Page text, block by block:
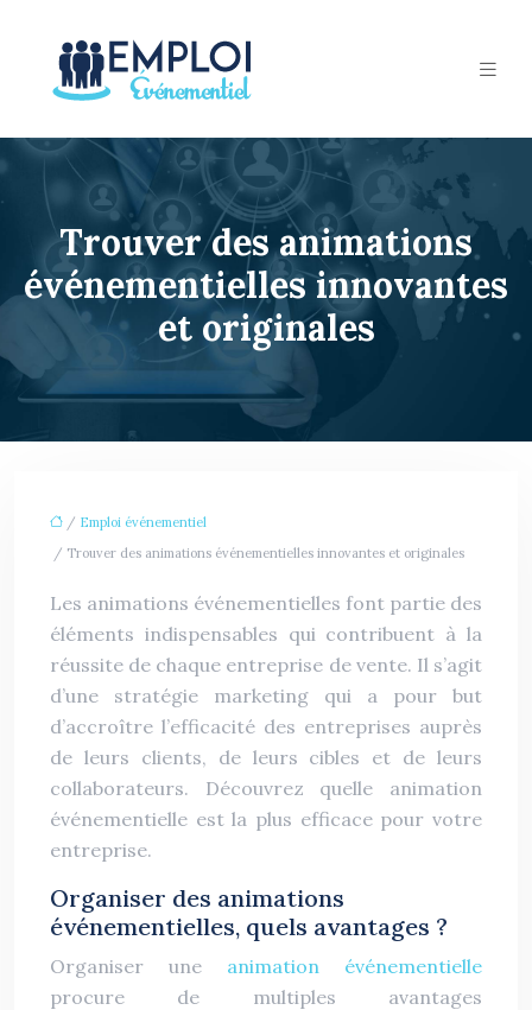
Trouver des animations
événementielles innovantes
et originales
/ Emploi événementiel
/ Trouver des animations événementielles innovantes et originales
Les animations événementielles font partie des
éléments indispensables qui contribuent à la
réussite de chaque entreprise de vente. Il s’agit
d’une stratégie marketing qui a pour but
d’accroître l’efficacité des entreprises auprès
de leurs clients, de leurs cibles et de leurs
collaborateurs. Découvrez quelle animation
événementielle est la plus efficace pour votre
entreprise.
Organiser des animations
événementielles, quels avantages ?
Organiser une animation événementielle
procure de multiples avantages